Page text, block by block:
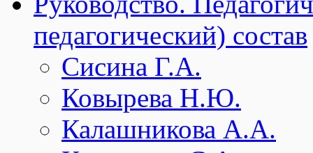
педагогический) состав
Сисина Г.А.
Ковырева Н.Ю.
Калашникова А.А.